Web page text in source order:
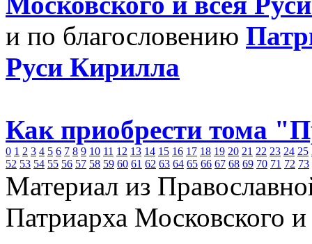
и по благословению
Руси Кирилла
Как приобрести тома
0 1 2 3 4 5 6 7 8 9 10 11 12 13 14 15 16 17 18 19 20 21 22 23 24 25
52 53 54 55 56 57 58 59 60 61 62 63 64 65 66 67 68 69 70 71 72 73
Материал из
Патриарха Московского